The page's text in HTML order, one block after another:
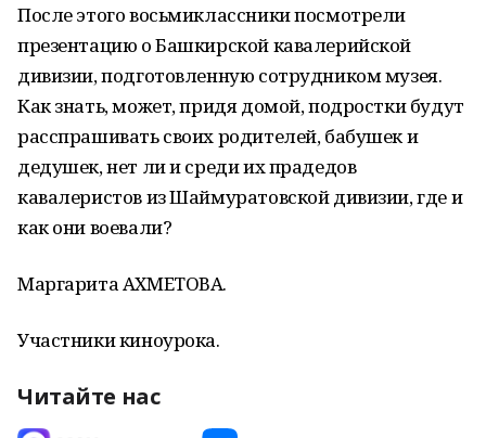
После этого восьмиклассники посмотрели
презентацию о Башкирской кавалерийской
дивизии, подготовленную сотрудником музея.
Как знать, может, придя домой, подростки будут
расспрашивать своих родителей, бабушек и
дедушек, нет ли и среди их прадедов
кавалеристов из Шаймуратовской дивизии, где и
как они воевали?
Маргарита АХМЕТОВА.
Участники киноурока.
Читайте нас